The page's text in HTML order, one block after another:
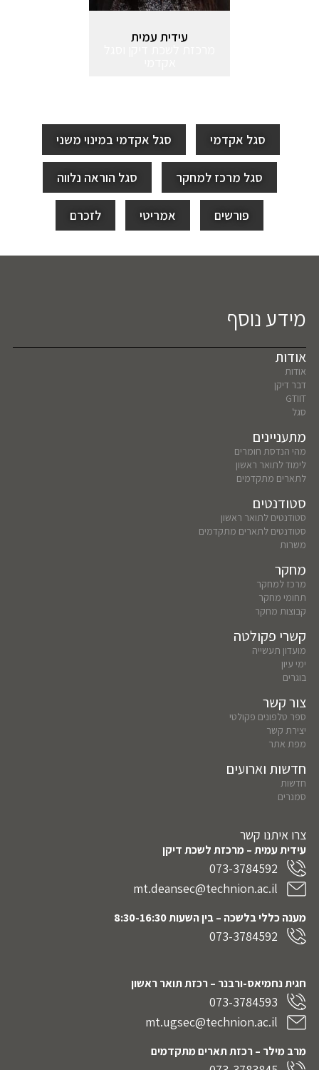
עידית עמית
סגל אקדמי סגל אקדמי במינוי משני
סגל מרכז למחקר סגל הוראה נלווה
פורשים אמריטי לזכרם
מידע נוסף
אודות
אודות
דבר דיקן
GTIIT
סגל
מתעניינים
מהי הנדסת חומרים
לימוד לתואר ראשון
לתארים מתקדמים
סטודנטים
סטודנטים לתואר ראשון
סטודנטים לתארים מתקדמים
משרות
מחקר
מרכז למחקר
תחומי מחקר
קבוצות מחקר
קשרי פקולטה
מועדון תעשייה
ימי עיון
בוגרים
צור קשר
ספר טלפונים פקולטי
יצירת קשר
מפת אתר
חדשות וארועים
חדשות
סמנרים
צרו איתנו קשר
עידית עמית – מרכזת לשכת דיקן
073-3784592
mt.deansec@technion.ac.il
מענה כללי בלשכה – בין השעות 8:30-16:30
073-3784592
חגית נחמיאס-ורבנר – רכזת תואר ראשון
073-3784593
mt.ugsec@technion.ac.il
מרב מילר – רכזת תארים מתקדמים